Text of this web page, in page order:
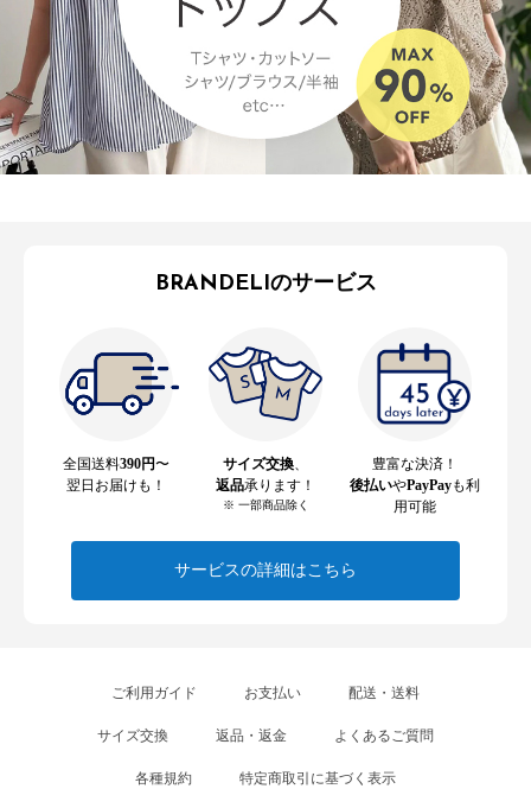
BRANDELIのサービス
全国送料390円〜
翌日お届けも！
サイズ交換
返品承ります！
※ 一部商品除く
豊富な決済！
後払いやPayPayも利
用可能
サービスの詳細はこちら
ご利用ガイド お支払い 配送・送料
サイズ交換 返品・返金 よくあるご質問
各種規約 特定商取引に基づく表示